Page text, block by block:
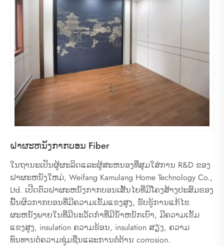
ຝາຜະຫນັງກາກບອນ Fiber
ໃນຖານະເປັນຜູ້ຜະລິດແລະຜູ້ສະຫນອງທີ່ສຸມໃສ່ການ R&D ຂອງ
ຝາຜະຫນັງໃຫມ່, Weifang Kamulang Home Technology Co.,
Ltd. ເປີດຕົວຝາຜະຫນັງກາກບອນເສັ້ນໄຍທີ່ມີໂຄງສ້າງປະສົມຂອງ
ພື້ນຜິວກາກບອນທີ່ມີຄວາມເຂັ້ມແຂງສູງ, ຮັບຮູ້ການແກ້ໄຂ
ຜະຫນັງພາຍໃນທີ່ມີນະວັດກໍາທີ່ມີນ້ໍາຫນັກເບົາ, ມີຄວາມເຂັ້ມ
ແຂງສູງ, insulation ຄວາມຮ້ອນ, insulation ສຽງ, ຄວາມ
ທົນທານຕໍ່ຄວາມຊຸ່ມຊື່ນແລະການຕໍ່ຕ້ານ corrosion.